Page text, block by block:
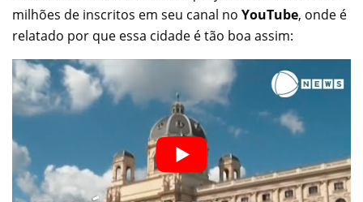
milhões de inscritos em seu canal no YouTube, onde é
relatado por que essa cidade é tão boa assim: